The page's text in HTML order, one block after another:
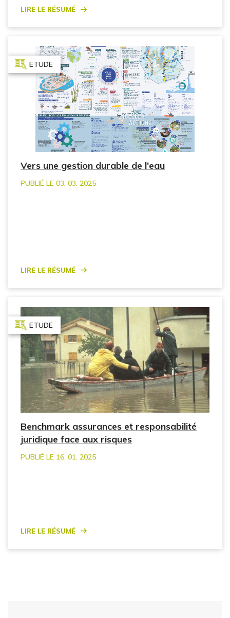
Lire le résumé
ETUDE
Vers une gestion durable de l'eau
PUBLIÉ LE 03. 03. 2025
Lire le résumé
ETUDE
Benchmark assurances et responsabilité
juridique face aux risques
PUBLIÉ LE 16. 01. 2025
Lire le résumé